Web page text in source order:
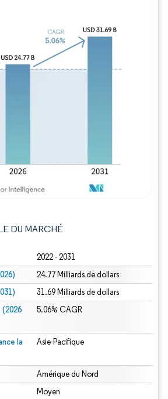
DU MARCHÉ
2022 - 2031
24.77 Milliards de dollars
31.69 Milliards de dollars
(2026
5.06% CAGR
la
Asie-Pacifique
Amérique du Nord
Moyen